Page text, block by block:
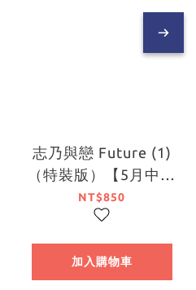
志乃與戀 Future (1)
（特裝版）【5月中旬
出貨】
NT$850
加入購物車